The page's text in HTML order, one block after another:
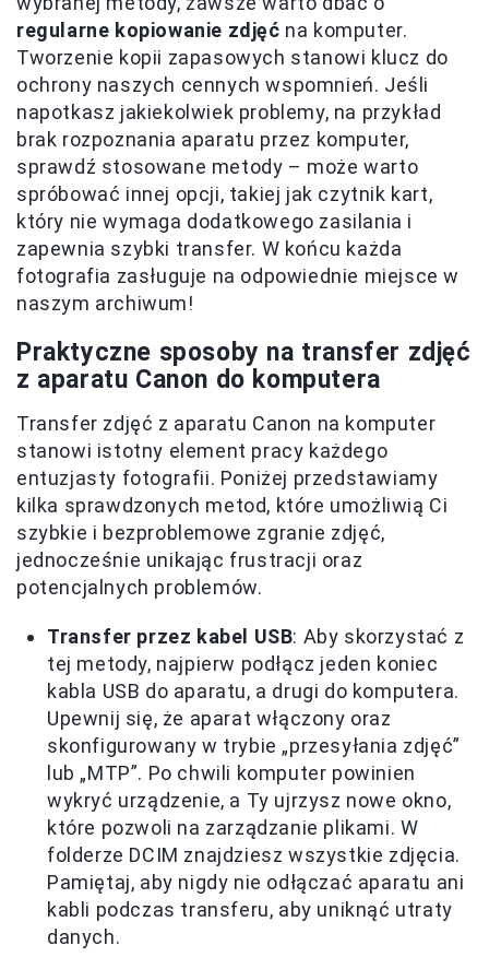
regularne kopiowanie zdjęć na komputer.
Tworzenie kopii zapasowych stanowi klucz do
ochrony naszych cennych wspomnień. Jeśli
napotkasz jakiekolwiek problemy, na przykład
brak rozpoznania aparatu przez komputer,
sprawdź stosowane metody – może warto
spróbować innej opcji, takiej jak czytnik kart,
który nie wymaga dodatkowego zasilania i
zapewnia szybki transfer. W końcu każda
fotografia zasługuje na odpowiednie miejsce w
naszym archiwum!
Praktyczne sposoby na transfer zdjęć
z aparatu Canon do komputera
Transfer zdjęć z aparatu Canon na komputer
stanowi istotny element pracy każdego
entuzjasty fotografii. Poniżej przedstawiamy
kilka sprawdzonych metod, które umożliwią Ci
szybkie i bezproblemowe zgranie zdjęć,
jednocześnie unikając frustracji oraz
potencjalnych problemów.
Transfer przez kabel USB: Aby skorzystać z
tej metody, najpierw podłącz jeden koniec
kabla USB do aparatu, a drugi do komputera.
Upewnij się, że aparat włączony oraz
skonfigurowany w trybie „przesyłania zdjęć”
lub „MTP”. Po chwili komputer powinien
wykryć urządzenie, a Ty ujrzysz nowe okno,
które pozwoli na zarządzanie plikami. W
folderze DCIM znajdziesz wszystkie zdjęcia.
Pamiętaj, aby nigdy nie odłączać aparatu ani
kabli podczas transferu, aby uniknąć utraty
danych.